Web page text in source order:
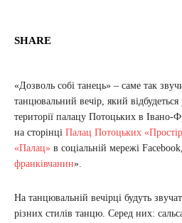
SHARE
«Дозволь собі танець» – саме так
танцювальний вечір, який
території палацу Потоцьких в Івано-
на сторінці Палац Потоцьких
«Палац» в соціальній мережі
франківчанин».
На танцювальній вечірці будуть
різних стилів танцю. Серед них: